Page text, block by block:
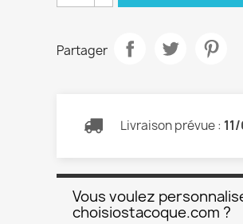
Partager
Livraison prévue :
Vous voulez
choisiostacoque.com ?